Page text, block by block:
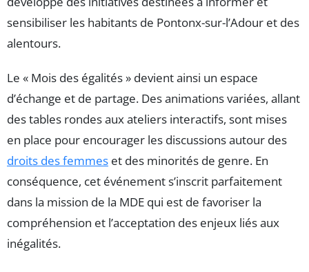
sensibiliser les habitants de Pontonx-sur-l’Adour et des
alentours.
Le « Mois des égalités » devient ainsi un espace
d’échange et de partage. Des animations variées, allant
des tables rondes aux ateliers interactifs, sont mises
en place pour encourager les discussions autour des
droits des femmes et des minorités de genre. En
conséquence, cet événement s’inscrit parfaitement
dans la mission de la MDE qui est de favoriser la
compréhension et l’acceptation des enjeux liés aux
inégalités.